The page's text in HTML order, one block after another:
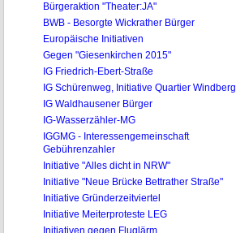
Bürgeraktion "Theater:JA"
BWB - Besorgte Wickrather Bürger
Europäische Initiativen
Gegen "Giesenkirchen 2015"
IG Friedrich-Ebert-Straße
IG Schürenweg, Initiative Quartier Windberg
IG Waldhausener Bürger
IG-Wasserzähler-MG
IGGMG - Interessengemeinschaft
Gebührenzahler
Initiative "Alles dicht in NRW"
Initiative "Neue Brücke Bettrather Straße"
Initiative Gründerzeitviertel
Initiative Meiterproteste LEG
Initiativen gegen Fluglärm